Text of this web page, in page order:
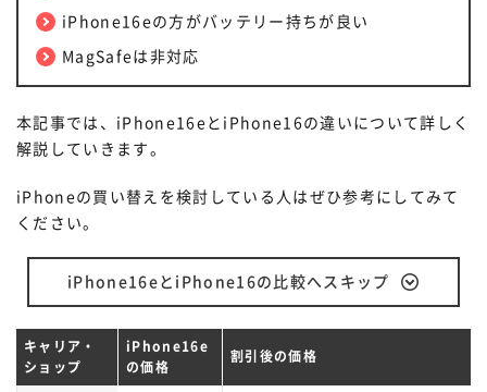
iPhone16eの方がバッテリー持ちが良い
MagSafeは非対応
本記事では、iPhone16eとiPhone16の違いについて詳しく
解説していきます。
iPhoneの買い替えを検討している人はぜひ参考にしてみて
ください。
iPhone16eとiPhone16の比較へスキップ
キャリア・
ショップ
iPhone16e
の価格
割引後の価格